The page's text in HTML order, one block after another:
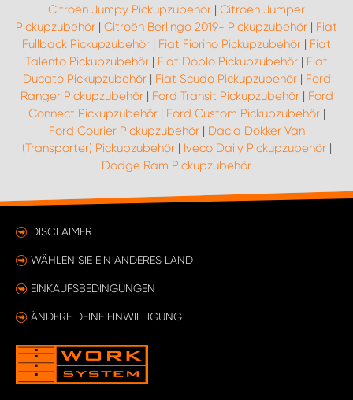
Citroën Jumpy Pickupzubehör | Citroën Jumper
Pickupzubehör | Citroën Berlingo 2019- Pickupzubehör | Fiat
Fullback Pickupzubehör | Fiat Fiorino Pickupzubehör | Fiat
Talento Pickupzubehör | Fiat Doblo Pickupzubehör | Fiat
Ducato Pickupzubehör| Fiat Scudo Pickupzubehör| Ford
Ranger Pickupzubehör| Ford Transit Pickupzubehör| Ford
Connect Pickupzubehör| Ford Custom Pickupzubehör|
Ford Courier Pickupzubehör| Dacia Dokker Van
(Transporter) Pickupzubehör| Iveco Daily Pickupzubehör|
Dodge Ram Pickupzubehör
DISCLAIMER
WÄHLEN SIE EIN ANDERES LAND
EINKAUFSBEDINGUNGEN
ÄNDERE DEINE EINWILLIGUNG